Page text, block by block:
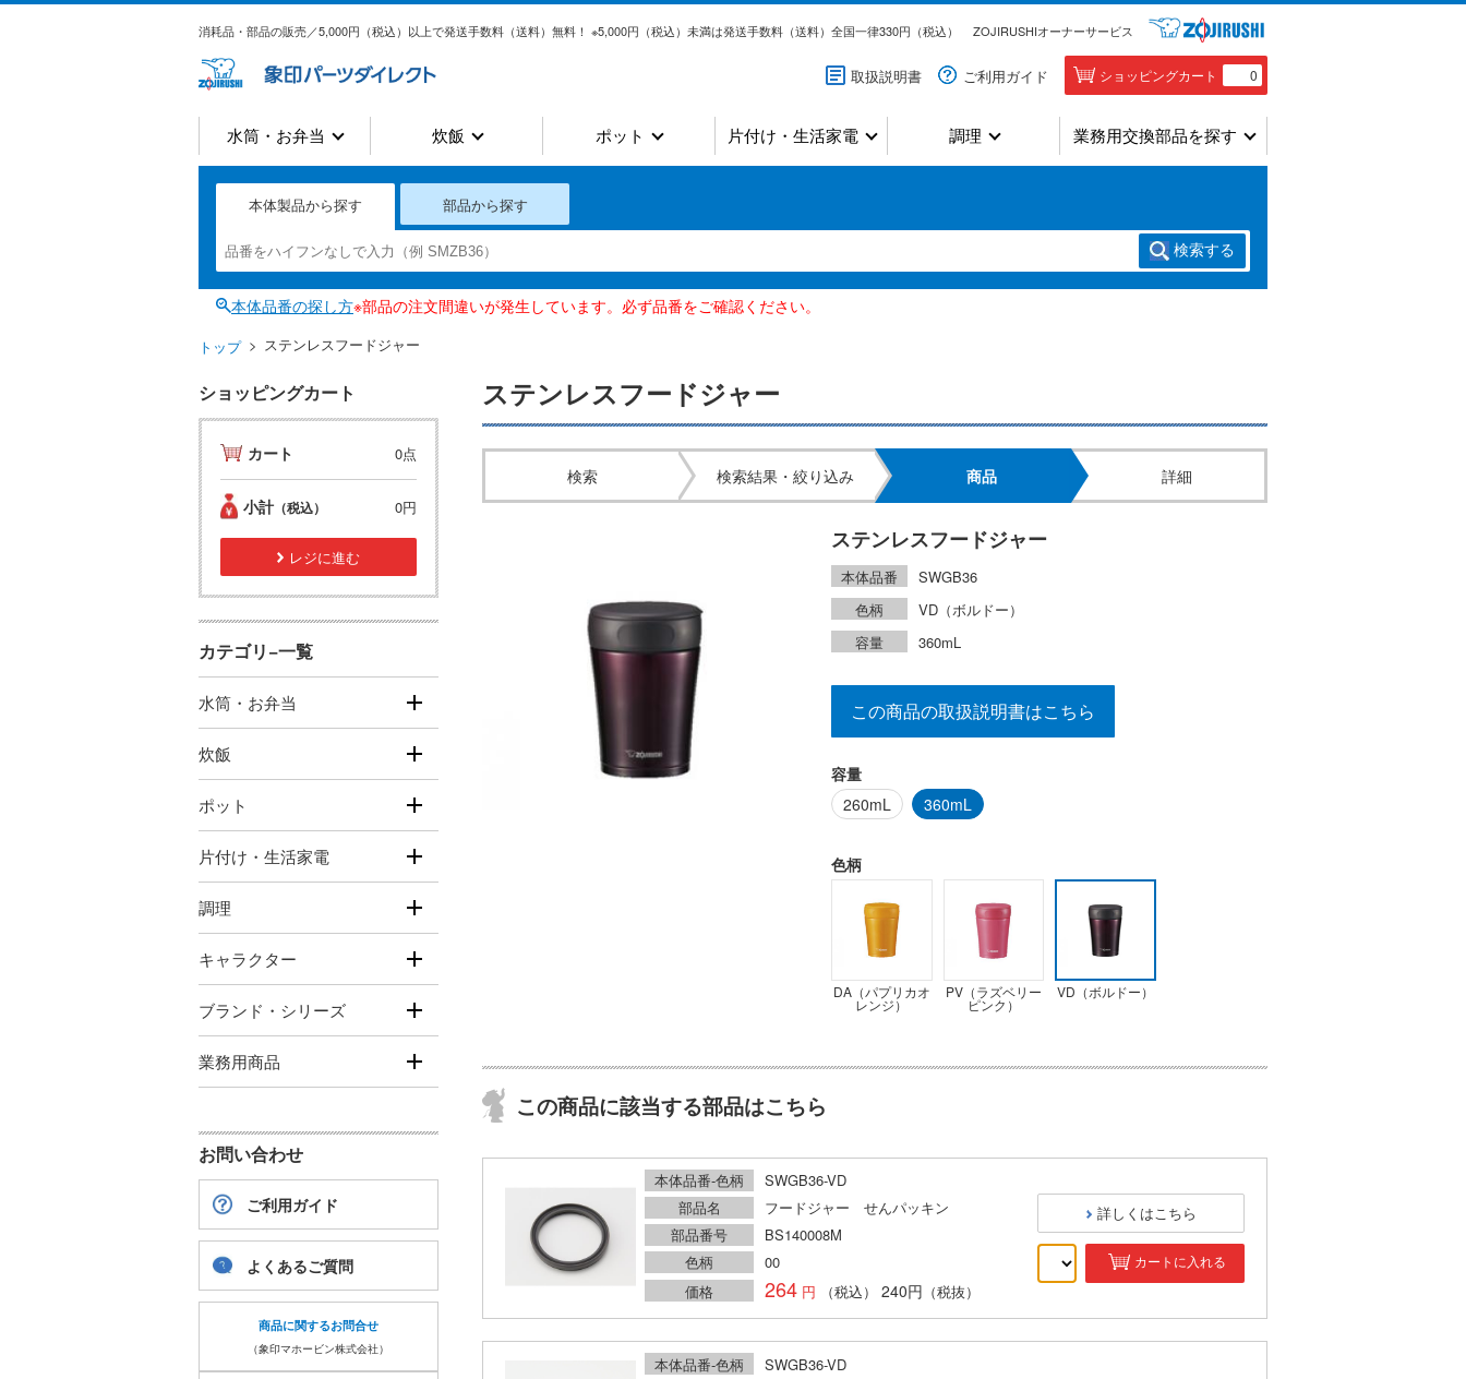
消耗品・部品の販売／5,000円（税込）以上で発送手数料（送料）無料！ ※5,000円（税込）未満は発送手数料（送料）全国一律330円（税込） ZOJIRUSHIオーナーサービス
取扱説明書 ご利用ガイド ショッピングカート 0
水筒・お弁当 炊飯 ポット 片付け・生活家電 調理 業務用交換部品を探す
本体製品から探す 部品から探す
検索する
本体品番の探し方※部品の注文間違いが発生しています。必ず品番をご確認ください。
トップ ステンレスフードジャー
ステンレスフードジャー
検索 検索結果・絞り込み 商品 詳細
ステンレスフードジャー
本体品番
SWGB36
色柄
VD（ボルドー）
容量
360mL
この商品の取扱説明書はこちら
容量
260mL
360mL
色柄
DA（パプリカオ
レンジ）
PV（ラズベリー
ピンク）
VD（ボルドー）
この商品に該当する部品はこちら
本体品番-色柄
SWGB36-VD
部品名
フードジャー せんパッキン
部品番号
BS140008M
色柄
00
価格
264 （税込） 240円 （税抜）
詳しくはこちら
カートに入れる
本体品番-色柄
SWGB36-VD
ショッピングカート
カート 0点
小計 （税込） 0円
レジに進む
カテゴリ−一覧
水筒・お弁当
炊飯
ポット
片付け・生活家電
調理
キャラクター
ブランド・シリーズ
業務用商品
お問い合わせ
ご利用ガイド
よくあるご質問
商品に関するお問合せ
（象印マホービン株式会社）